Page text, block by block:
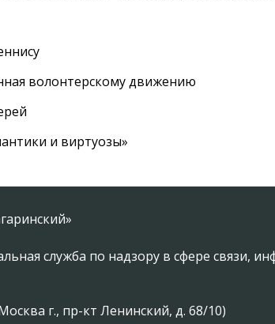
волонтерскому движению
и виртуозы»
служба по надзору в сфере связи,
г., пр-кт Ленинский, д. 68/10)